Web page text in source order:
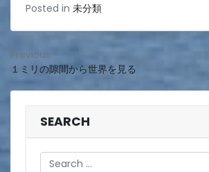
Posted in 未分類
投
稿
Previous:
１ミリの隙間から世界を見る
SEARCH
Search